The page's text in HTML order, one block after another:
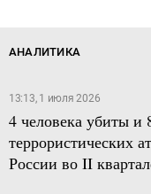
АНАЛИТИКА
13:13, 1 июля 2026
4 человека убиты
террористических
России во II